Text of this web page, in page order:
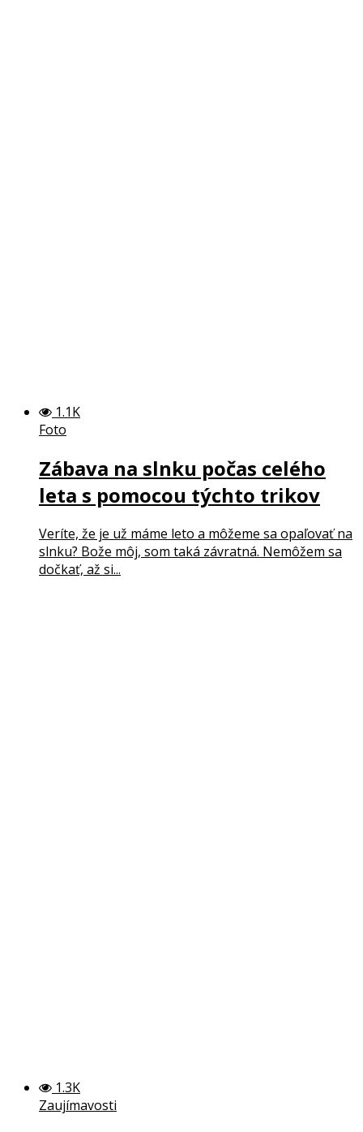
1.1K
Foto
Zábava na slnku počas celého
leta s pomocou týchto trikov
Veríte, že je už máme leto a môžeme sa opaľovať na
slnku? Bože môj, som taká závratná. Nemôžem sa
dočkať, až si...
1.3K
Zaujímavosti